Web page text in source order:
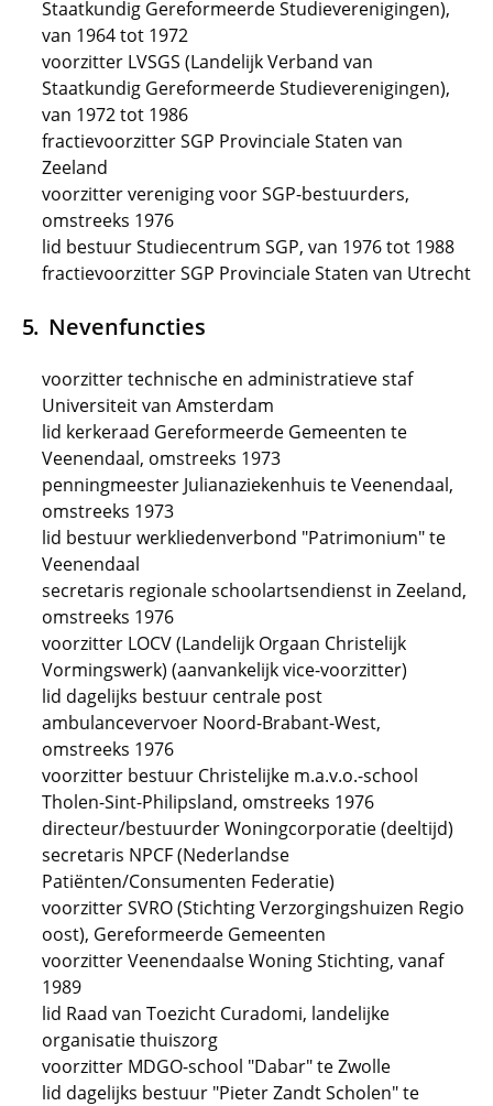
Staatkundig Gereformeerde Studieverenigingen),
van 1964 tot 1972
voorzitter LVSGS (Landelijk Verband van
Staatkundig Gereformeerde Studieverenigingen),
van 1972 tot 1986
fractievoorzitter SGP Provinciale Staten van
Zeeland
voorzitter vereniging voor SGP-bestuurders,
omstreeks 1976
lid bestuur Studiecentrum SGP, van 1976 tot 1988
fractievoorzitter SGP Provinciale Staten van Utrecht
Nevenfuncties
voorzitter technische en administratieve staf
Universiteit van Amsterdam
lid kerkeraad Gereformeerde Gemeenten te
Veenendaal, omstreeks 1973
penningmeester Julianaziekenhuis te Veenendaal,
omstreeks 1973
lid bestuur werkliedenverbond "Patrimonium" te
Veenendaal
secretaris regionale schoolartsendienst in Zeeland,
omstreeks 1976
voorzitter LOCV (Landelijk Orgaan Christelijk
Vormingswerk) (aanvankelijk vice-voorzitter)
lid dagelijks bestuur centrale post
ambulancevervoer Noord-Brabant-West,
omstreeks 1976
voorzitter bestuur Christelijke m.a.v.o.-school
Tholen-Sint-Philipsland, omstreeks 1976
directeur/bestuurder Woningcorporatie (deeltijd)
secretaris NPCF (Nederlandse
Patiënten/Consumenten Federatie)
voorzitter SVRO (Stichting Verzorgingshuizen Regio
oost), Gereformeerde Gemeenten
voorzitter Veenendaalse Woning Stichting, vanaf
1989
lid Raad van Toezicht Curadomi, landelijke
organisatie thuiszorg
voorzitter MDGO-school "Dabar" te Zwolle
lid dagelijks bestuur "Pieter Zandt Scholen" te